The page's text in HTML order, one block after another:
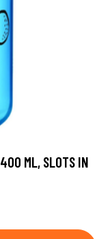
ML, SLOTS IN